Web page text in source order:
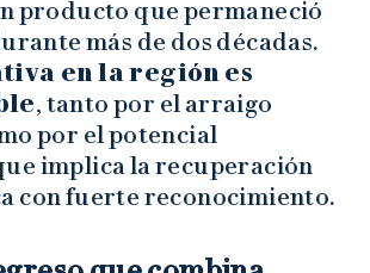
producto que permaneció
más de dos décadas.
en la región es
, tanto por el arraigo
por el potencial
implica la recuperación
con fuerte reconocimiento.